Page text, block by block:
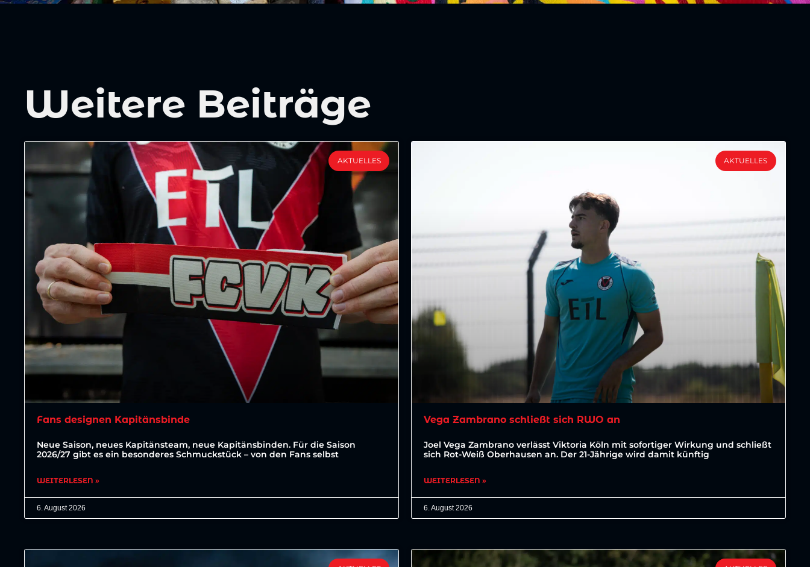
Weitere Beiträge
AKTUELLES
Fans designen Kapitänsbinde
Neue Saison, neues Kapitänsteam, neue Kapitänsbinden. Für die Saison
2026/27 gibt es ein besonderes Schmuckstück – von den Fans selbst
WEITERLESEN »
6. August 2026
AKTUELLES
Vega Zambrano schließt sich RWO an
Joel Vega Zambrano verlässt Viktoria Köln mit sofortiger Wirkung und schließt
sich Rot-Weiß Oberhausen an. Der 21-Jährige wird damit künftig
WEITERLESEN »
6. August 2026